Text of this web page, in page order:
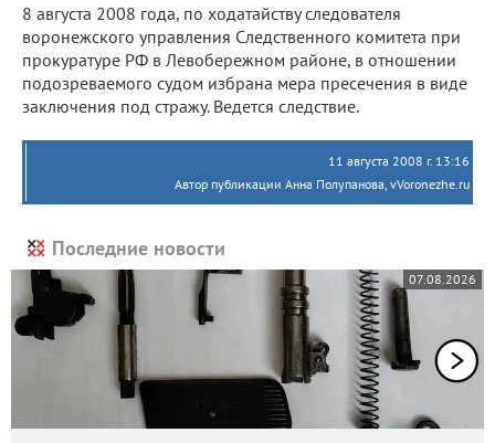
8 августа 2008 года, по ходатайству следователя
воронежского управления Следственного комитета при
прокуратуре РФ в Левобережном районе, в отношении
подозреваемого судом избрана мера пресечения в виде
заключения под стражу. Ведется следствие.
11 августа 2008 г. 13:16
Автор публикации Анна Полупанова, vVoronezhe.ru
Последние новости
07.08.2026